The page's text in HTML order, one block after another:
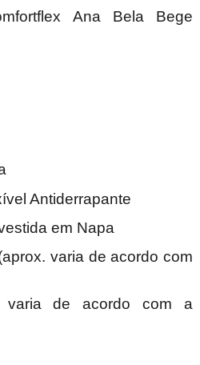
Ana Bela Bege
2396401
Antiderrapante
em Napa
varia de acordo com
varia de acordo com a